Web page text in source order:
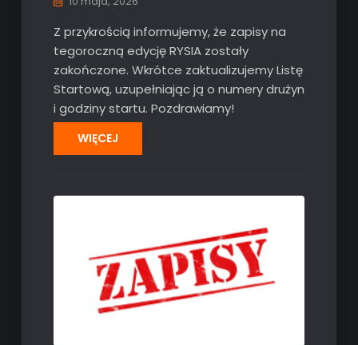
Z przykrością informujemy, że zapisy na
tegoroczną edycję RYSIA zostały
zakończone. Wkrótce zaktualizujemy Listę
Startową, uzupełniając ją o numery drużyn
i godziny startu. Pozdrawiamy!
WIĘCEJ